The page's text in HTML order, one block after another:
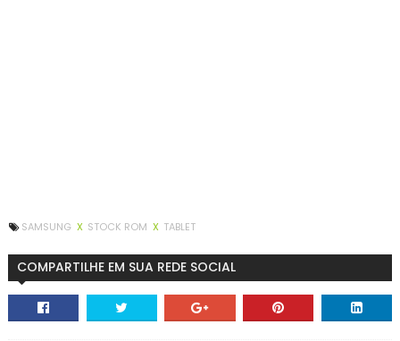
SAMSUNG X STOCK ROM X TABLET
COMPARTILHE EM SUA REDE SOCIAL